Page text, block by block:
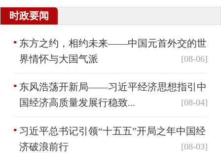
时政要闻
东方之约，相约未来——中国元首外交的世
界情怀与大国气派
[08-06]
东风浩荡开新局——习近平经济思想指引中
国经济高质量发展行稳致...
[08-04]
习近平总书记引领“十五五”开局之年中国经
济破浪前行
[08-03]